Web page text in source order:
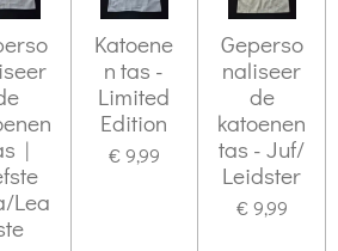
|
Lea
Katoene
n tas -
Limited
Edition
€ 9,99
Geperso
naliseer
de
katoenen
tas - Juf/
Leidster
€ 9,99